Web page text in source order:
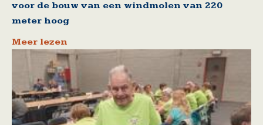
voor de bouw van een windmolen van 220
meter hoog
Meer lezen